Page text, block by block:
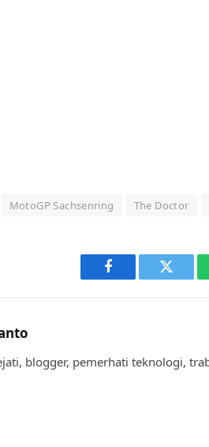
MotoGP Sachsenring The Doctor
Facebook Twitter
blogger, pemerhati teknologi,